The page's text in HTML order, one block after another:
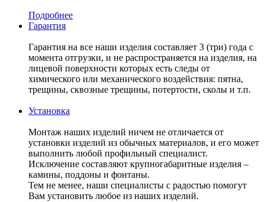
Подробнее
Гарантия
Гарантия на все наши изделия составляет 3 (три) года с
момента отгрузки, и не распространяется на изделия, на
лицевой поверхности которых есть следы от
химического или механического воздействия: пятна,
трещины, сквозные трещины, потертости, сколы и т.п.
Установка
Монтаж наших изделий ничем не отличается от
установки изделий из обычных материалов, и его может
выполнить любой профильный специалист.
Исключение составляют крупногабаритные изделия –
камины, поддоны и фонтаны.
Тем не менее, наши специалисты с радостью помогут
Вам установить любое из наших изделий.